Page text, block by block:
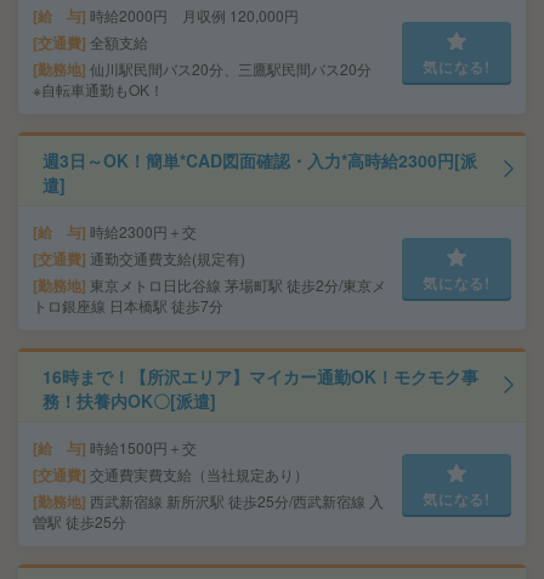
給 与 時給2000円 月収例 120,000円
交通費 全額支給
勤務地 仙川駅民間バス20分、三鷹駅民間バス20分
※自転車通勤もOK！
気になる!
週3日～OK！簡単*CAD図面確認・入力*高時給2300円[派
遣]
給 与 時給2300円＋交
交通費 通勤交通費支給(規定有)
勤務地 東京メトロ日比谷線 茅場町駅 徒歩2分/東京メ
トロ銀座線 日本橋駅 徒歩7分
気になる!
16時まで！【所沢エリア】マイカー通勤OK！モクモク事
務！扶養内OK〇[派遣]
給 与 時給1500円＋交
交通費 交通費実費支給（当社規定あり）
勤務地 西武新宿線 新所沢駅 徒歩25分/西武新宿線 入
曽駅 徒歩25分
気になる!